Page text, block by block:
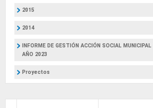
2015
2014
INFORME DE GESTIÓN ACCIÓN SOCIAL
AÑO 2023
Proyectos